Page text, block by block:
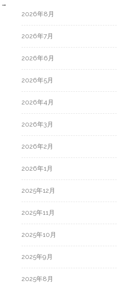
→
2026年8月
2026年7月
2026年6月
2026年5月
2026年4月
2026年3月
2026年2月
2026年1月
2025年12月
2025年11月
2025年10月
2025年9月
2025年8月